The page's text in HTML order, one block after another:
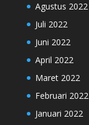
Agustus 2022
Juli 2022
Juni 2022
April 2022
Maret 2022
Februari 2022
Januari 2022